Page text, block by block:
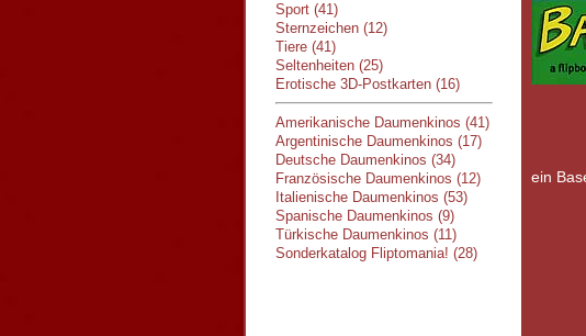
Sport (41)
Sternzeichen (12)
Tiere (41)
Seltenheiten (25)
Erotische 3D-Postkarten (16)
Amerikanische Daumenkinos (41)
Argentinische Daumenkinos (17)
Deutsche Daumenkinos (34)
Französische Daumenkinos (12)
Italienische Daumenkinos (53)
Spanische Daumenkinos (9)
Türkische Daumenkinos (11)
Sonderkatalog Fliptomania! (28)
ein